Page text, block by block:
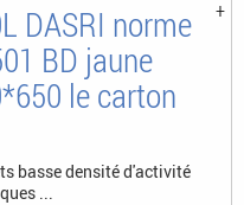
DASRI norme
BD jaune
le carton
basse densité d'activité
...